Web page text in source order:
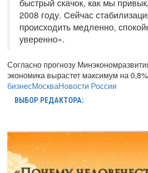
быстрый скачок, как мы
2008 году. Сейчас
происходить медленно,
уверенно».
Согласно прогнозу
экономика вырастет максимум на
бизнесМоскваНовости России
ВЫБОР РЕДАКТОРА: